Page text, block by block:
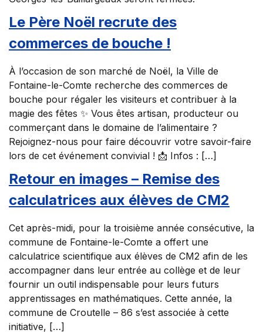
Le Père Noël recrute des
commerces de bouche !
À l’occasion de son marché de Noël, la Ville de
Fontaine-le-Comte recherche des commerces de
bouche pour régaler les visiteurs et contribuer à la
magie des fêtes ✨ Vous êtes artisan, producteur ou
commerçant dans le domaine de l’alimentaire ?
Rejoignez-nous pour faire découvrir votre savoir-faire
lors de cet événement convivial ! 📩 Infos : […]
Retour en images – Remise des
calculatrices aux élèves de CM2
Cet après-midi, pour la troisième année consécutive, la
commune de Fontaine-le-Comte a offert une
calculatrice scientifique aux élèves de CM2 afin de les
accompagner dans leur entrée au collège et de leur
fournir un outil indispensable pour leurs futurs
apprentissages en mathématiques. Cette année, la
commune de Croutelle – 86 s’est associée à cette
initiative, […]